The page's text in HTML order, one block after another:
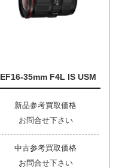
EF16-35mm F4L IS USM
新品参考買取価格
お問合せ下さい
中古参考買取価格
お問合せ下さい